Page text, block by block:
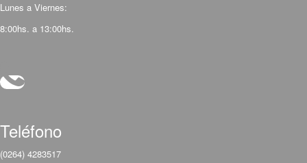
Lunes a Viernes:
8:00hs. a 13:00hs.
Teléfono
(0264) 4283517